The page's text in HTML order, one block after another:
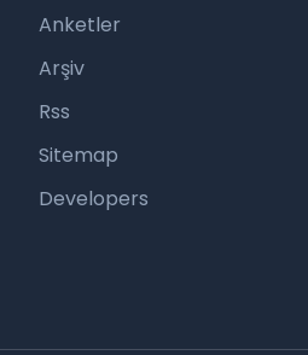
Anketler
Arşiv
Rss
Sitemap
Developers